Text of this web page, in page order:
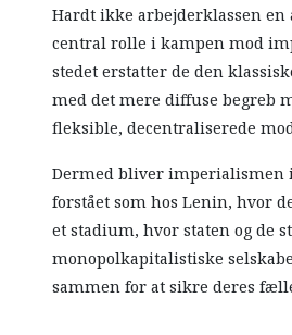
Hardt ikke arbejderklassen en
central rolle i kampen mod
stedet erstatter de den
med det mere diffuse begreb
fleksible, decentraliserede
Dermed bliver imperialismen
forstået som hos Lenin, hvor
et stadium, hvor staten og de
monopolkapitalistiske
sammen for at sikre deres